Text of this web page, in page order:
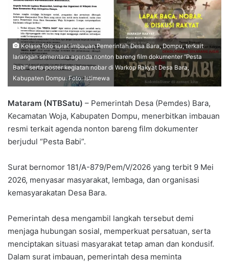
Kolase foto surat imbauan Pemerintah Desa Bara, Dompu, terkait
larangan sementara agenda nonton bareng film dokumenter “Pesta
Babi” serta poster kegiatan nobar di Warkop Rakyat Desa Bara,
Kabupaten Dompu. Foto: Istimewa
Mataram (NTBSatu) – Pemerintah Desa (Pemdes) Bara,
Kecamatan Woja, Kabupaten Dompu, menerbitkan imbauan
resmi terkait agenda nonton bareng film dokumenter
berjudul “Pesta Babi”.
Surat bernomor 181/A-879/Pem/V/2026 yang terbit 9 Mei
2026, menyasar masyarakat, lembaga, dan organisasi
kemasyarakatan Desa Bara.
Pemerintah desa mengambil langkah tersebut demi
menjaga hubungan sosial, memperkuat persatuan, serta
menciptakan situasi masyarakat tetap aman dan kondusif.
Dalam surat imbauan, pemerintah desa meminta